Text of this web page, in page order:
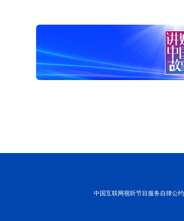
中国互联网视听节目服务自律公约